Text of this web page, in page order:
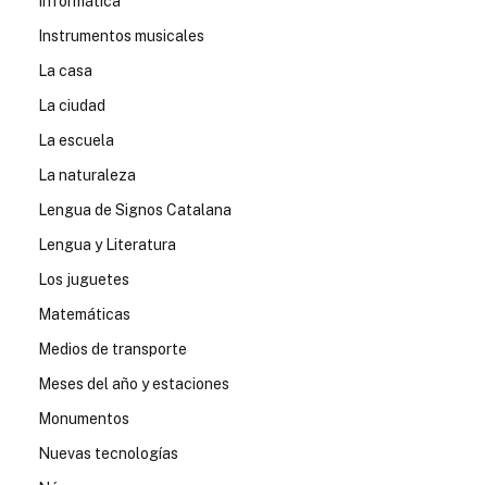
Instrumentos musicales
La casa
La ciudad
La escuela
La naturaleza
Lengua de Signos Catalana
Lengua y Literatura
Los juguetes
Matemáticas
Medios de transporte
Meses del año y estaciones
Monumentos
Nuevas tecnologías